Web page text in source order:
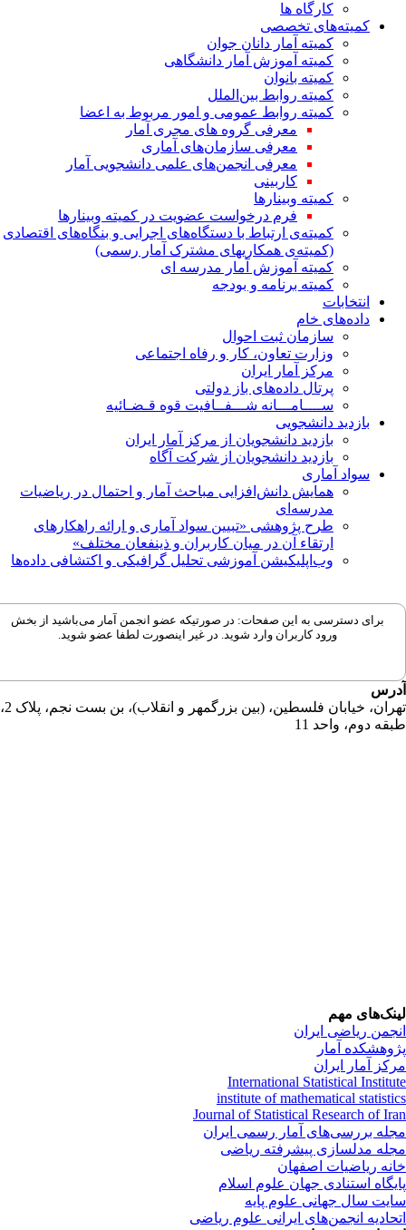
کارگاه ها
کمیته‌های تخصصی
کمیته آمار دانان جوان
کمیته آموزش آمار دانشگاهی
کمیته بانوان
کمیته روابط بین‌الملل
کمیته روابط عمومی و امور مربوط به اعضا
معرفی گروه های مجری آمار
معرفی سازمان‌های آماری
معرفی انجمن‌های علمی دانشجویی آمار
کاربینی
کمیته وبینارها
فرم درخواست عضویت در کمیته وبینارها
کمیته‌ی ارتباط با دستگاه‌های اجرایی و بنگاه‌های اقتصادی
(کمیته‌ی همکاریهای مشترک آمار رسمی)
کمیته آموزش آمار مدرسه ای
کمیته برنامه و بودجه
انتخابات
داده‌های خام
سازمان ثبت احوال
وزارت تعاون، کار و رفاه اجتماعی
مرکز آمار ایران
پرتال داده‌های باز دولتی
ســــامـــانه شـــفــافیت قوه قـضـائیه
بازدید دانشجویی
بازدید دانشجویان از مرکز آمار ایران
بازدید دانشجویان از شرکت آگاه
سواد آماری
همایش دانش‌افزایی مباحث آمار و احتمال در ریاضیات
مدرسه‌ای
طرح پژوهشی «تبیین سواد آماری و ارائه راهکارهای
ارتقاء آن در میان کاربران و ذینفعان مختلف»
وب‌اپلیکیشن آموزشی تحلیل گرافیکی و اکتشافی داده‌ها
برای دسترسی به این صفحات: در صورتیکه عضو انجمن آمار می‌باشید از بخش
ورود کاربران وارد شوید. در غیر اینصورت لطفا عضو شوید.
دوم، واحد 11
مهم
ریاضی ایران
آمار
آمار ایران
International Statistical
institute of mathematical
Journal of Statistical Research of
بررسی‌های آمار رسمی ایران
مدلسازی پیشرفته ریاضی
ریاضیات اصفهان
استنادی جهان علوم اسلام
سال جهانی علوم پایه
انجمن‌های ایرانی علوم ریاضی